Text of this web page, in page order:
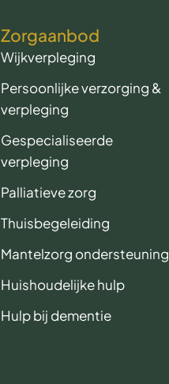
Zorgaanbod
Wijkverpleging
Persoonlijke verzorging &
verpleging
Gespecialiseerde
verpleging
Palliatieve zorg
Thuisbegeleiding
Mantelzorg ondersteuning
Huishoudelijke hulp
Hulp bij dementie